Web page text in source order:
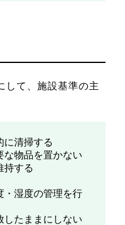
して、施設基準の主
に清掃する
な物品を置かない
持する
・湿度の管理を行
したままにしない